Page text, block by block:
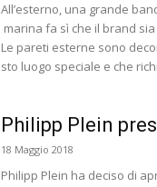
All’esterno, una grande
marina fa sì che il brand
Le pareti esterne sono
sto luogo speciale e che
Philipp Plein
18 Maggio 2018
Philipp Plein ha deciso di